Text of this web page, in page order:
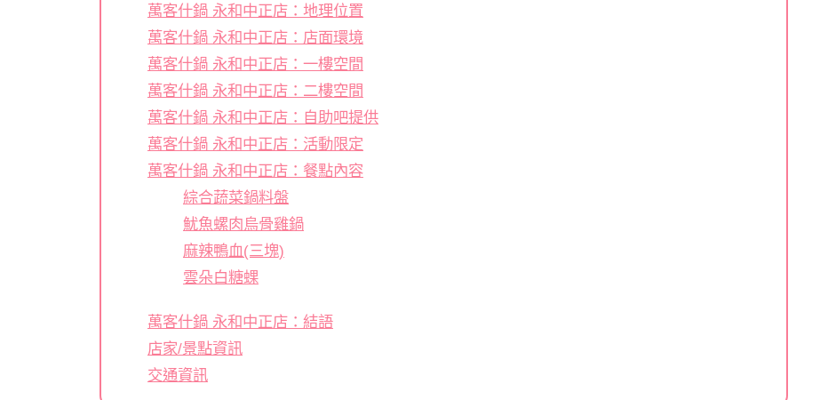
萬客什鍋 永和中正店：地理位置
萬客什鍋 永和中正店：店面環境
萬客什鍋 永和中正店：一樓空間
萬客什鍋 永和中正店：二樓空間
萬客什鍋 永和中正店：自助吧提供
萬客什鍋 永和中正店：活動限定
萬客什鍋 永和中正店：餐點內容
綜合蔬菜鍋料盤
魷魚螺肉烏骨雞鍋
麻辣鴨血(三塊)
雲朵白糖蜾
萬客什鍋 永和中正店：結語
店家/景點資訊
交通資訊